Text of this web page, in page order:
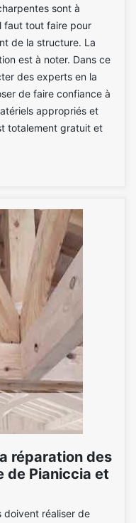
sont à
faut tout faire pour
de la structure. La
est à noter. Dans ce
des experts en la
de faire confiance à
appropriés et
totalement gratuit et
réparation des
de Pianiccia et
doivent réaliser de